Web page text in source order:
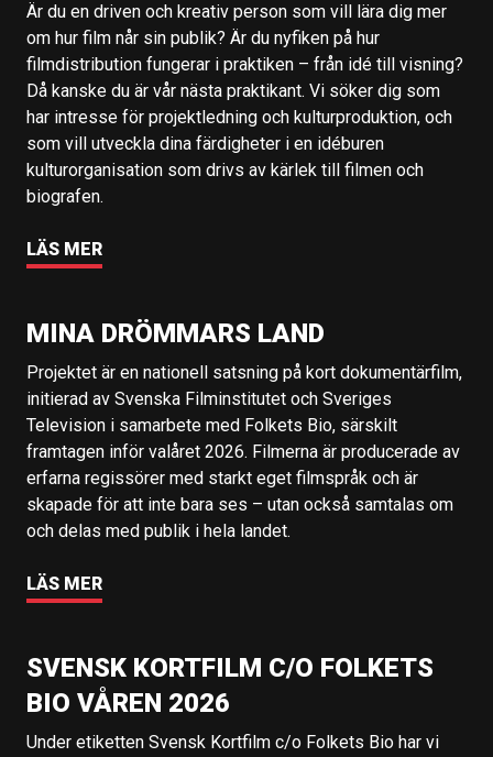
Är du en driven och kreativ person som vill lära dig mer
om hur film når sin publik? Är du nyfiken på hur
filmdistribution fungerar i praktiken – från idé till visning?
Då kanske du är vår nästa praktikant. Vi söker dig som
har intresse för projektledning och kulturproduktion, och
som vill utveckla dina färdigheter i en idéburen
kulturorganisation som drivs av kärlek till filmen och
biografen.
LÄS MER
MINA DRÖMMARS LAND
Projektet är en nationell satsning på kort dokumentärfilm,
initierad av Svenska Filminstitutet och Sveriges
Television i samarbete med Folkets Bio, särskilt
framtagen inför valåret 2026. Filmerna är producerade av
erfarna regissörer med starkt eget filmspråk och är
skapade för att inte bara ses – utan också samtalas om
och delas med publik i hela landet.
LÄS MER
SVENSK KORTFILM C/O FOLKETS
BIO VÅREN 2026
Under etiketten Svensk Kortfilm c/o Folkets Bio har vi